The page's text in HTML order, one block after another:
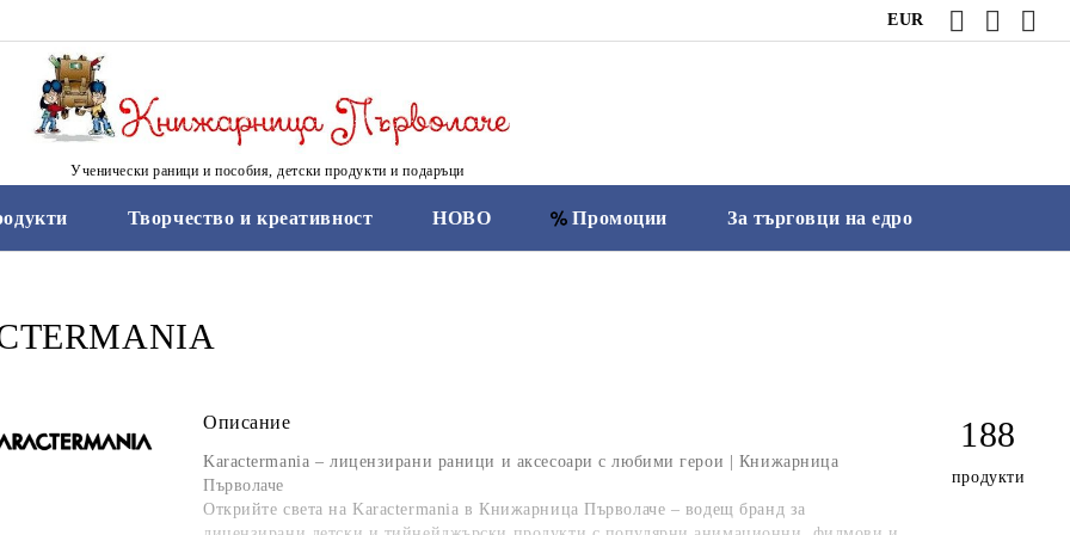
EUR
Ученически раници и пособия, детски продукти и подаръци
Творчество и креативност НОВО Промоции За търговци на едро
Описание
Karactermania – лицензирани раници и аксесоари с любими герои | Книжарница
Първолаче
Открийте света наKaractermania в Книжарница Първолаче – водещ бранд за
188
продукти